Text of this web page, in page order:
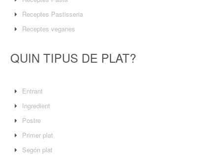
Receptes Pastisseria
Receptes veganes
QUIN TIPUS DE PLAT?
Entrant
Ingredient
Postre
Primer plat
Segón plat